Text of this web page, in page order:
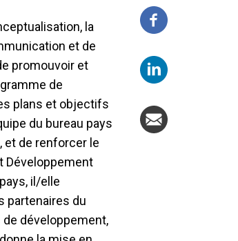
la
et de
promouvoir et
de
plans et objectifs
du bureau pays
et de renforcer le
Développement
il/elle
partenaires du
développement,